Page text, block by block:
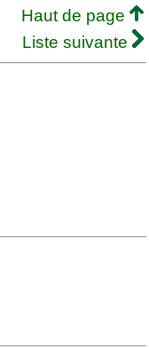
Haut de page
Liste suivante